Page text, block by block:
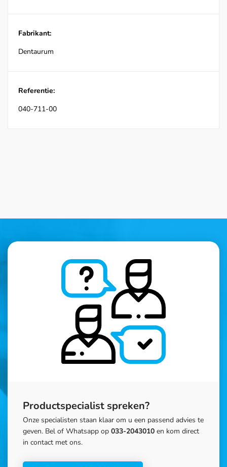
Fabrikant:
Dentaurum
Referentie:
040-711-00
Productspecialist spreken?
Onze specialisten staan klaar om u een passend advies te
geven. Bel of Whatsapp op 033-2043010 en kom direct
in contact met ons.